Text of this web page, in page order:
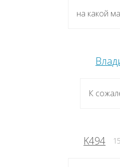
на какой
К
K494